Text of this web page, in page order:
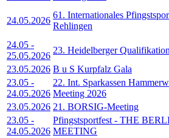
24.05.2026
61. Internationales
Rehlingen
24.05 -
25.05.2026
23. Heidelberger
23.05.2026 B u S Kurpfalz Gala
23.05 -
24.05.2026
22. Int. Sparkassen
Meeting 2026
23.05.2026 21. BORSIG-Meeting
23.05 -
24.05.2026
Pfingstsportfest - THE
MEETING